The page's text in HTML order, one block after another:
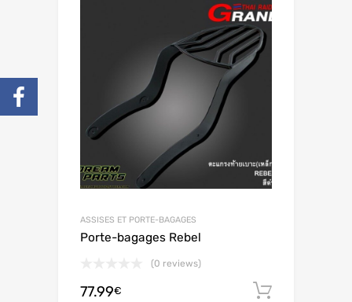
ASSISES ET PORTE-BAGAGES
Porte-bagages Rebel
(0 reviews)
77.99€